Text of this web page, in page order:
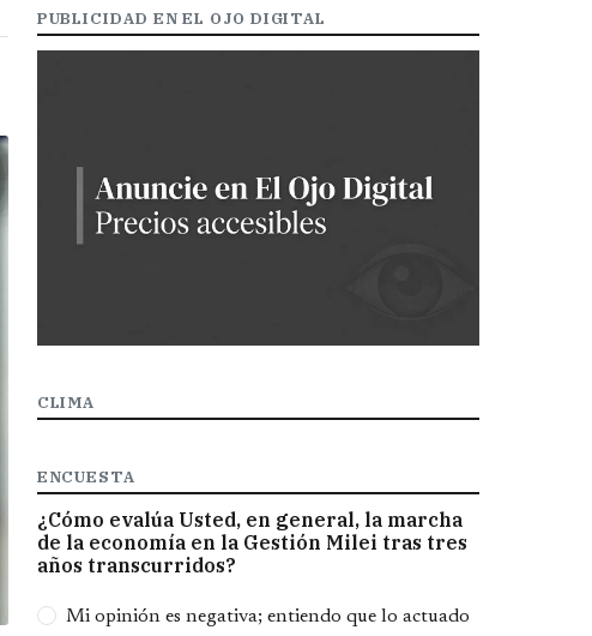
PUBLICIDAD EN EL OJO DIGITAL
CLIMA
ENCUESTA
¿Cómo evalúa Usted, en general, la marcha
de la economía en la Gestión Milei tras tres
años transcurridos?
Opciones
Mi opinión es negativa; entiendo que lo actuado